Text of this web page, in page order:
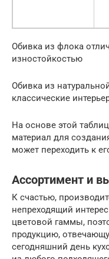
Обивка из флока
изностойкостью
Обивка из
классические
На основе этой
материал для
может переходить к
Ассортимент и
К счастью,
непреходящий
цветовой гаммы,
продукцию,
сегодняшний день